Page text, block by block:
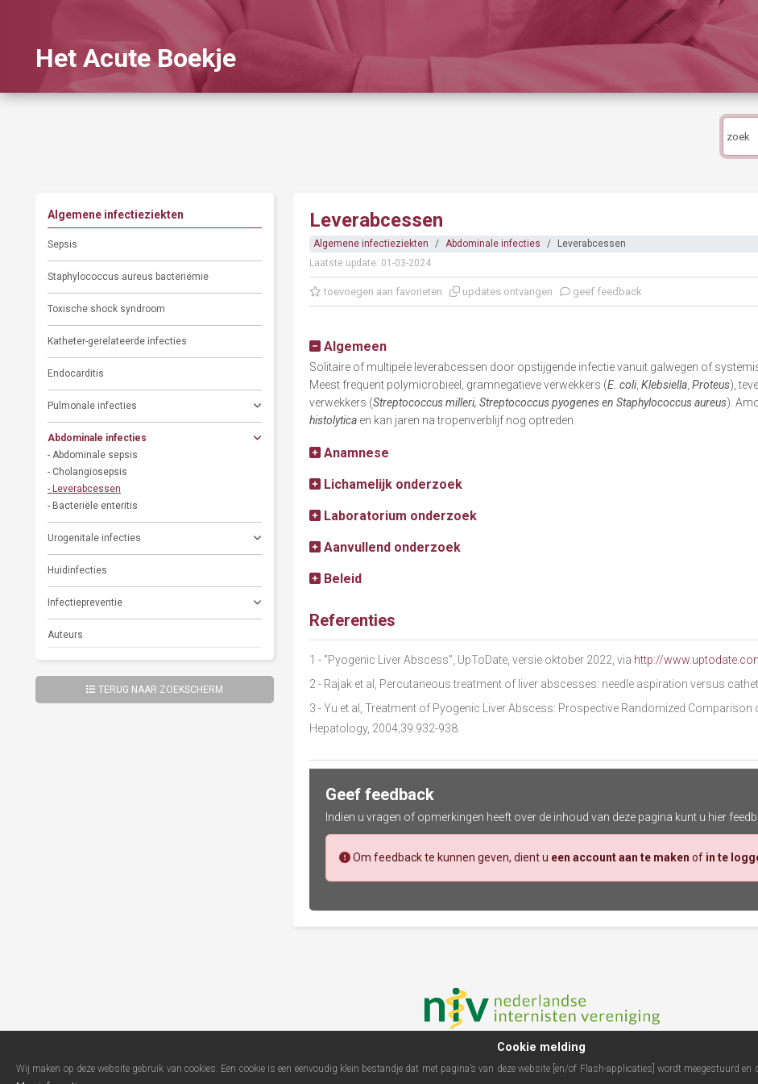
Het Acute Boekje
Algemene infectieziekten
Sepsis
Staphylococcus aureus bacteriëmie
Toxische shock syndroom
Katheter-gerelateerde infecties
Endocarditis
Pulmonale infecties
Abdominale infecties
- Abdominale sepsis
- Cholangiosepsis
- Leverabcessen
- Bacteriële enteritis
Urogenitale infecties
Huidinfecties
Infectiepreventie
Auteurs
TERUG NAAR ZOEKSCHERM
Leverabcessen
Algemene infectieziekten Abdominale infecties
Leverabcessen
Laatste update: 01-03-2024
toevoegen aan favorieten updates ontvangen geef feedback
Algemeen
Solitaire of multipele leverabcessen door opstijgende infectie vanuit galwegen of
Meest frequent polymicrobieel, gramnegatieve verwekkers (E. coli, Klebsiella Proteus),
verwekkers (Streptococcus milleri, Streptococcus pyogenes en Staphylococcus aureus).
histolytica en kan jaren na tropenverblijf nog optreden.
Anamnese
Lichamelijk onderzoek
Laboratorium onderzoek
Aanvullend onderzoek
Beleid
Referenties
1 - ”Pyogenic Liver Abscess”, UpToDate, versie oktober 2022, via http://
2 - Rajak et al, Percutaneous treatment of liver abscesses: needle aspiration versus
3 - Yu et al, Treatment of Pyogenic Liver Abscess: Prospective Randomized Comparison
Hepatology, 2004;39:932-938.
Geef feedback
Indien u vragen of opmerkingen heeft over de inhoud van deze pagina kunt u hier
Om feedback te kunnen geven, dient u een account aan te maken of in te
Cookie melding
Wij maken op deze website gebruik van cookies. Een cookie is een eenvoudig klein bestandje dat met pagina’s van deze website [en/of Flash-applicaties] wordt meegestuurd